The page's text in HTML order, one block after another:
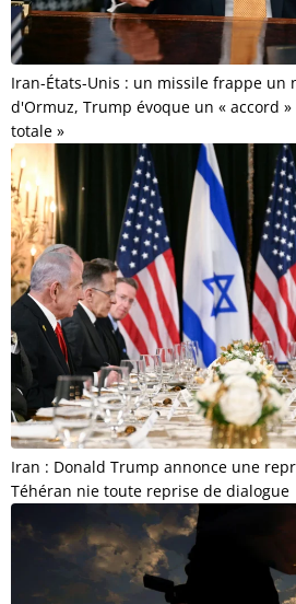
Iran-États-Unis : un missile frappe un
d'Ormuz, Trump évoque un « accord
totale »
Iran : Donald Trump annonce une
Téhéran nie toute reprise de dialogue